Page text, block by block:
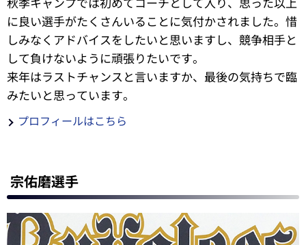
に良い選手がたくさんいることに気付かされました。惜
しみなくアドバイスをしたいと思いますし、競争相手と
して負けないように頑張りたいです。
来年はラストチャンスと言いますか、最後の気持ちで臨
みたいと思っています。
プロフィールはこちら
宗佑磨選手